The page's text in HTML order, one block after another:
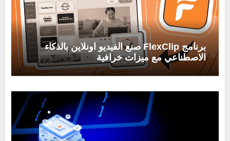
برنامج FlexClip صنع الفيديو اونلاين بالذكاء
الاصطناعي مع ميزات خرافية